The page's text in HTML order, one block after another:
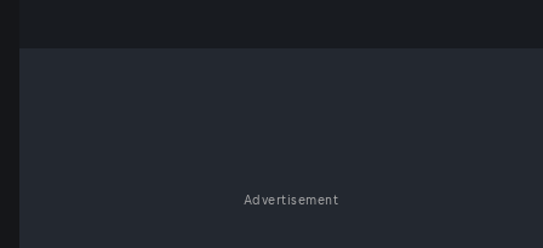
Advertisement